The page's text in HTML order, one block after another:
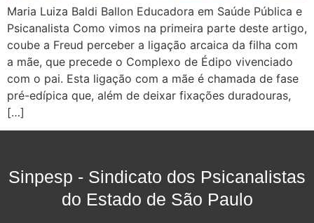
Maria Luiza Baldi Ballon Educadora em Saúde Pública e
Psicanalista Como vimos na primeira parte deste artigo,
coube a Freud perceber a ligação arcaica da filha com
a mãe, que precede o Complexo de Édipo vivenciado
com o pai. Esta ligação com a mãe é chamada de fase
pré-edípica que, além de deixar fixações duradouras,
[…]
Sinpesp - Sindicato dos Psicanalistas
do Estado de São Paulo